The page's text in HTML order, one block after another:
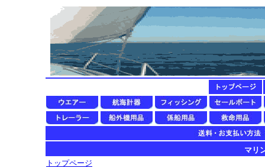
マリ
トップページ